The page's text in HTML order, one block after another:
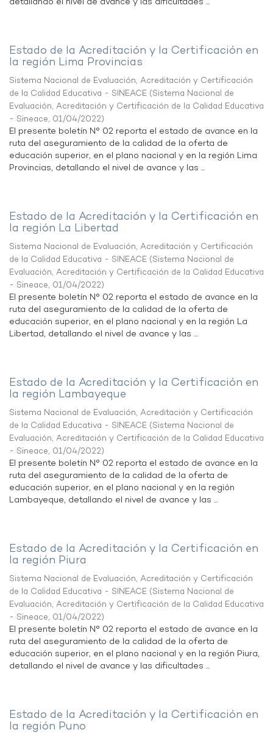
Estado de la Acreditación y la Certificación en
la región Lima Provincias
Sistema Nacional de Evaluación, Acreditación y Certificación
de la Calidad Educativa - SINEACE (Sistema Nacional de
Evaluación, Acreditación y Certificación de la Calidad Educativa
- Sineace, 01/04/2022)
El presente boletín N° 02 reporta el estado de avance en la
ruta del aseguramiento de la calidad de la oferta de
educación superior, en el plano nacional y en la región Lima
Provincias, detallando el nivel de avance y las ...
Estado de la Acreditación y la Certificación en
la región La Libertad
Sistema Nacional de Evaluación, Acreditación y Certificación
de la Calidad Educativa - SINEACE (Sistema Nacional de
Evaluación, Acreditación y Certificación de la Calidad Educativa
- Sineace, 01/04/2022)
El presente boletín N° 02 reporta el estado de avance en la
ruta del aseguramiento de la calidad de la oferta de
educación superior, en el plano nacional y en la región La
Libertad, detallando el nivel de avance y las ...
Estado de la Acreditación y la Certificación en
la región Lambayeque
Sistema Nacional de Evaluación, Acreditación y Certificación
de la Calidad Educativa - SINEACE (Sistema Nacional de
Evaluación, Acreditación y Certificación de la Calidad Educativa
- Sineace, 01/04/2022)
El presente boletín N° 02 reporta el estado de avance en la
ruta del aseguramiento de la calidad de la oferta de
educación superior, en el plano nacional y en la región
Lambayeque, detallando el nivel de avance y las ...
Estado de la Acreditación y la Certificación en
la región Piura
Sistema Nacional de Evaluación, Acreditación y Certificación
de la Calidad Educativa - SINEACE (Sistema Nacional de
Evaluación, Acreditación y Certificación de la Calidad Educativa
- Sineace, 01/04/2022)
El presente boletín N° 02 reporta el estado de avance en la
ruta del aseguramiento de la calidad de la oferta de
educación superior, en el plano nacional y en la región Piura,
detallando el nivel de avance y las dificultades ...
Estado de la Acreditación y la Certificación en
la región Puno